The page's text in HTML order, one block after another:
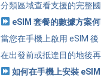
分類區域查看支援的完整國
eSIM 套餐的數據方案
當您在手機上啟用 eSIM
在出發前或抵達目的地後再
如何在手機上安裝 eSIM